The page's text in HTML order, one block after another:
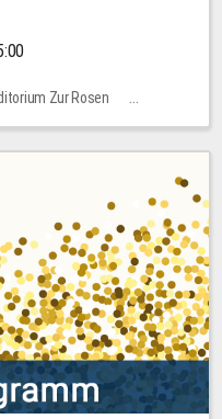
Zur Rosen